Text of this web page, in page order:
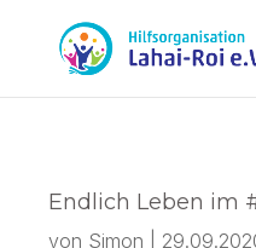
Endlich Leben im
von Simon